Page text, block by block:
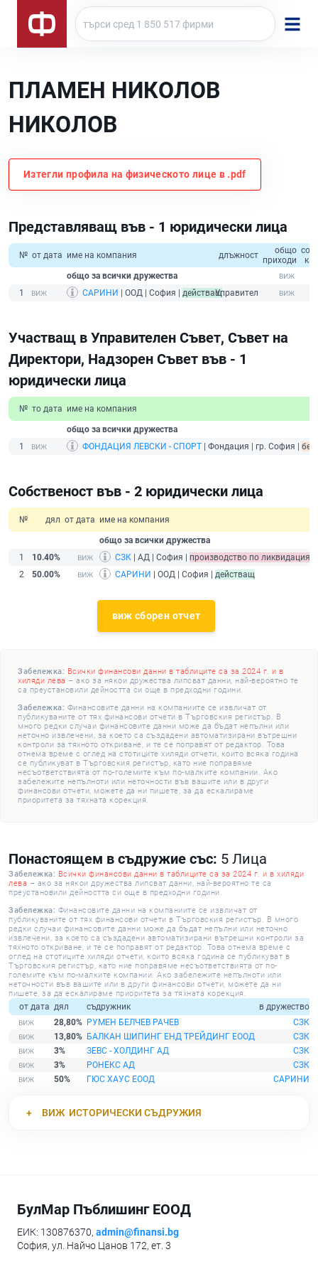
ПЛАМЕН НИКОЛОВ
НИКОЛОВ
Изтегли профила на физическото лице в .pdf
Представляващ във - 1 юридически лица
№ от дата име на компания длъжност
общо
приходи
общо за всички дружества
1
САРИНИ | ООД | София | действащУправител
Участващ в Управителен Съвет, Съвет на
Директори, Надзорен Съвет във - 1
юридически лица
№ то дата име на компания
общо за всички дружества
1
ФОНДАЦИЯ ЛЕВСКИ - СПОРТ | Фондация | гр. София | без
Собственост във - 2 юридически лица
№ дял от дата име на компания
общо за всички дружества
1
10.40% СЗК | АД | София | производство по ликвидация/
2
50.00% САРИНИ | ООД | София | действащ
виж сборен отчет
Забележка: Всички финансови данни в таблиците са за 2024 г. и в
хиляди лева – ако за някои дружества липсват данни, най-вероятно те
са преустановили дейността си още в предходни години.
Забележка: Финансовите данни на компаниите се извличат от
публикуваните от тях финансови отчети в Търговския регистър. В
много редки случаи финансовите данни може да бъдат непълни или
неточно извлечени, за което са създадени автоматизирани вътрешни
контроли за тяхното откриване, и те се поправят от редактор. Това
отнема време с оглед на стотиците хиляди отчети, които всяка година
се публикуват в Търговския регистър, като ние поправяме
несъответствията от по-големите към по-малките компании. Ако
забележите непълноти или неточности във вашите или в други
финансови отчети, можете да ни пишете, за да ескалираме
приоритета за тяхната корекция.
Понастоящем в съдружие със: 5 Лица
Забележка: Всички финансови данни в таблиците са за 2024 г. и в хиляди
лева – ако за някои дружества липсват данни, най-вероятно те са
преустановили дейността си още в предходни години.
Забележка: Финансовите данни на компаниите се извличат от
публикуваните от тях финансови отчети в Търговския регистър. В много
редки случаи финансовите данни може да бъдат непълни или неточно
извлечени, за което са създадени автоматизирани вътрешни контроли за
тяхното откриване, и те се поправят от редактор. Това отнема време с
оглед на стотиците хиляди отчети, които всяка година се публикуват в
Търговския регистър, като ние поправяме несъответствията от по-
големите към по-малките компании. Ако забележите непълноти или
неточности във вашите или в други финансови отчети, можете да ни
пишете, за да ескалираме приоритета за тяхната корекция.
от дата дял съдружник
в дружество
28,80% РУМЕН БЕЛЧЕВ РАЧЕВ
СЗК
13,80% БАЛКАН ШИПИНГ ЕНД ТРЕЙДИНГ ЕООД
СЗК
3%
ЗЕВС - ХОЛДИНГ АД
СЗК
3%
РОНЕКС АД
СЗК
50%
ГЮС ХАУС ЕООД САРИНИ
ВИЖ ИСТОРИЧЕСКИ СЪДРУЖИЯ
БулМар Пъблишинг ЕООД
ЕИК: 130876370, admin@finansi.bg
София, ул. Найчо Цанов 172, ет. 3